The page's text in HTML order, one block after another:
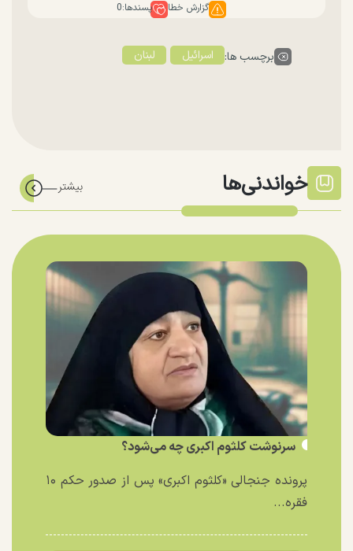
گزارش خطا پسندها:0
برچسب ها: اسرائیل لبنان
خواندنی‌ها
سرنوشت کلثوم اکبری چه می‌شود؟
پرونده جنجالی «کلثوم اکبری» پس از صدور حکم ۱۰
فقره...